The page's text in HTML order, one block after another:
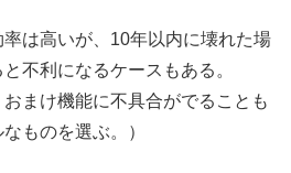
は高いが、10年以内に壊れた場
不利になるケースもある。
まけ機能に不具合がでることも
ものを選ぶ。）